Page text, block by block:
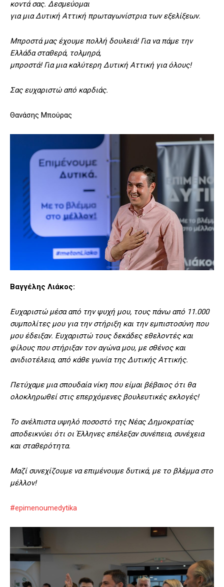
κοντά σας. Δεσμεύομαι
για μια Δυτική Αττική πρωταγωνίστρια των εξελίξεων.
Μπροστά μας έχουμε πολλή δουλειά! Για να πάμε την
Ελλάδα σταθερά, τολμηρά,
μπροστά! Για μια καλύτερη Δυτική Αττική για όλους!
Σας ευχαριστώ από καρδιάς.
Θανάσης Μπούρας
Βαγγέλης Λιάκος:
Ευχαριστώ μέσα από την ψυχή μου, τους πάνω από 11.000
συμπολίτες μου για την στήριξη και την εμπιστοσύνη που
μου έδειξαν. Ευχαριστώ τους δεκάδες εθελοντές και
φίλους που στήριξαν τον αγώνα μου, με σθένος και
ανιδιοτέλεια, από κάθε γωνία της Δυτικής Αττικής.
Πετύχαμε μια σπουδαία νίκη που είμαι βέβαιος ότι θα
ολοκληρωθεί στις επερχόμενες βουλευτικές εκλογές!
Το ανέλπιστα υψηλό ποσοστό της Νέας Δημοκρατίας
αποδεικνύει ότι οι Έλληνες επέλεξαν συνέπεια, συνέχεια
και σταθερότητα.
Μαζί συνεχίζουμε να επιμένουμε δυτικά, με το βλέμμα στο
μέλλον!
#epimenoumedytika